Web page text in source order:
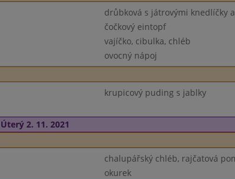
drůbková s játrovými knedlíčky
čočkový eintopf
vajíčko, cibulka, chléb
ovocný nápoj
krupicový puding s jablky
Úterý 2. 11. 2021
chalupářský chléb, rajčatová
okurek